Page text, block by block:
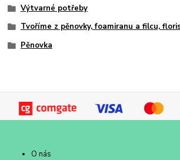
Výtvarné potřeby
Tvoříme z pěnovky, foamiranu a filcu,
Pěnovka
O nás